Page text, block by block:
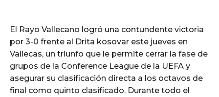
El Rayo Vallecano logró una contundente victoria
por 3-0 frente al Drita kosovar este jueves en
Vallecas, un triunfo que le permite cerrar la fase de
grupos de la Conference League de la UEFA y
asegurar su clasificación directa a los octavos de
final como quinto clasificado. Durante todo el